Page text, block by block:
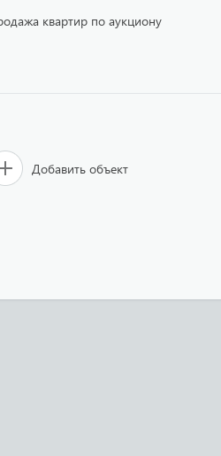
квартир по аукциону
Добавить объект